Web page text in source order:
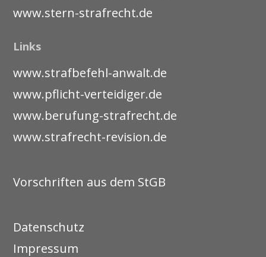
www.stern-strafrecht.de
Links
www.strafbefehl-anwalt.de
www.pflicht-verteidiger.de
www.berufung-strafrecht.de
www.strafrecht-revision.de
Vorschriften aus dem StGB
Datenschutz
Impressum